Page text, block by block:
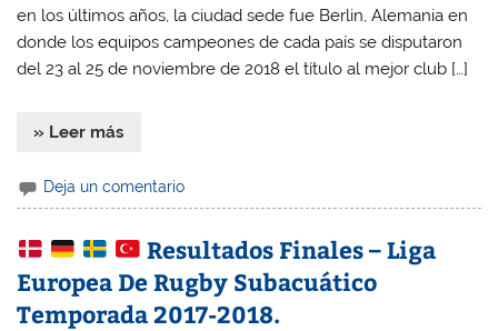
en los últimos años, la ciudad sede fue Berlin, Alemania en
donde los equipos campeones de cada país se disputaron
del 23 al 25 de noviembre de 2018 el título al mejor club […]
» Leer más
Deja un comentario
Resultados Finales – Liga
Europea De Rugby Subacuático
Temporada 2017-2018.